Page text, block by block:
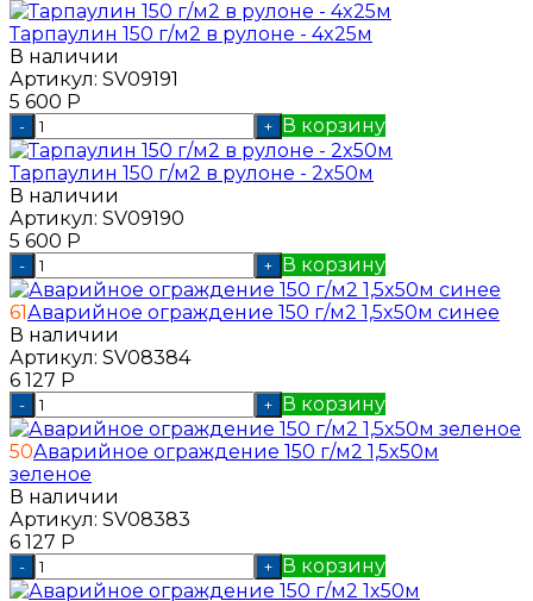
Тарпаулин 150 г/м2 в рулоне - 4x25м
В наличии
Артикул: SV09191
5 600 Р
- + В корзину
Тарпаулин 150 г/м2 в рулоне - 2x50м
В наличии
Артикул: SV09190
5 600 Р
- + В корзину
61Аварийное ограждение 150 г/м2 1,5x50м синее
В наличии
Артикул: SV08384
6 127 Р
- + В корзину
50Аварийное ограждение 150 г/м2 1,5x50м
зеленое
В наличии
Артикул: SV08383
6 127 Р
- + В корзину